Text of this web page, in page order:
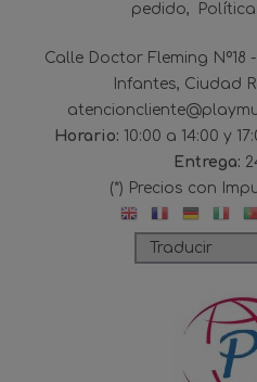
pedido
Calle Doctor Fleming Nº18
Infantes, Ciudad
Horario: 10:00 a 14:00 y
Entrega:
(*) Precios con